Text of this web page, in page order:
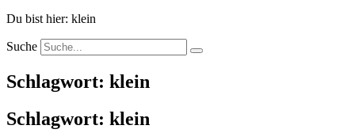
Du bist hier: klein
Suche
Schlagwort: klein
Schlagwort: klein